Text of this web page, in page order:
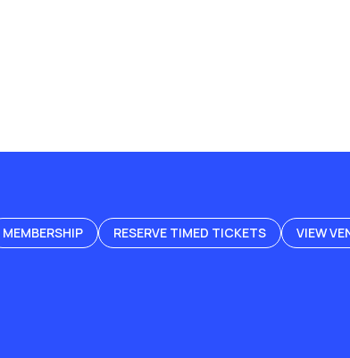
MEMBERSHIP RESERVE TIMED TICKETS VIEW